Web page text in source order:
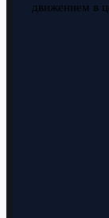
движением в